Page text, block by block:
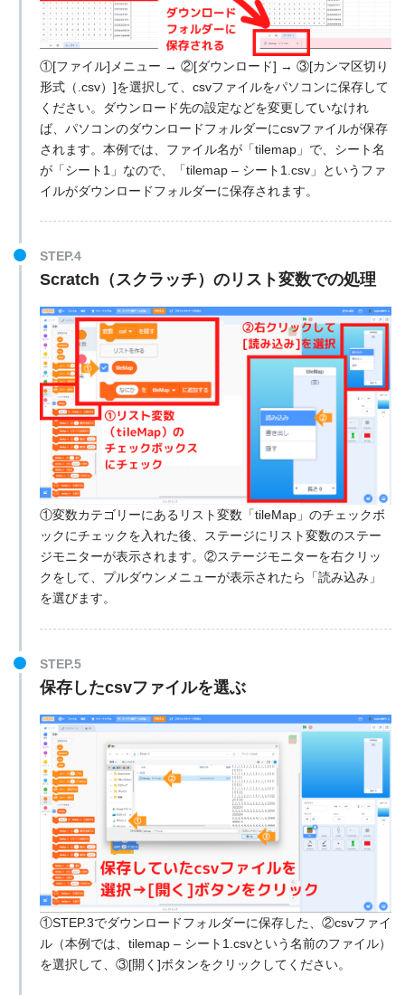
①[ファイル]メニュー → ②[ダウンロード] → ③[カンマ区切り
形式（.csv）]を選択して、csvファイルをパソコンに保存して
ください。ダウンロード先の設定などを変更していなけれ
ば、パソコンのダウンロードフォルダーにcsvファイルが保存
されます。本例では、ファイル名が「tilemap」で、シート名
が「シート1」なので、「tilemap – シート1.csv」というファ
イルがダウンロードフォルダーに保存されます。
STEP.4
Scratch（スクラッチ）のリスト変数での処理
①変数カテゴリーにあるリスト変数「tileMap」のチェックボ
ックにチェックを入れた後、ステージにリスト変数のステー
ジモニターが表示されます。②ステージモニターを右クリッ
クをして、プルダウンメニューが表示されたら「読み込み」
を選びます。
STEP.5
保存したcsvファイルを選ぶ
①STEP.3でダウンロードフォルダーに保存した、②csvファイ
ル（本例では、tilemap – シート1.csvという名前のファイル）
を選択して、③[開く]ボタンをクリックしてください。